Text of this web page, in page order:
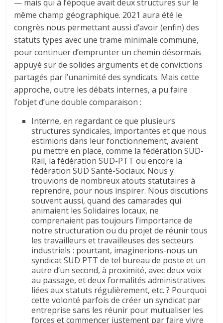
— mais qui à l’époque avait deux structures sur le
même champ géographique. 2021 aura été le
congrès nous permettant aussi d’avoir (enfin) des
statuts types avec une trame minimale commune,
pour continuer d’emprunter un chemin désormais
appuyé sur de solides arguments et de convictions
partagés par l’unanimité des syndicats. Mais cette
approche, outre les débats internes, a pu faire
l’objet d’une double comparaison :
Interne, en regardant ce que plusieurs
structures syndicales, importantes et que nous
estimions dans leur fonctionnement, avaient
pu mettre en place, comme la fédération SUD-
Rail, la fédération SUD-PTT ou encore la
fédération SUD Santé-Sociaux. Nous y
trouvions de nombreux atouts statutaires à
reprendre, pour nous inspirer. Nous discutions
souvent aussi, quand des camarades qui
animaient les Solidaires locaux, ne
comprenaient pas toujours l’importance de
notre structuration ou du projet de réunir tous
les travailleurs et travailleuses des secteurs
industriels : pourtant, imaginerions-nous un
syndicat SUD PTT de tel bureau de poste et un
autre d’un second, à proximité, avec deux voix
au passage, et deux formalités administratives
liées aux statuts régulièrement, etc. ? Pourquoi
cette volonté parfois de créer un syndicat par
entreprise sans les réunir pour mutualiser les
forces et commencer justement par faire vivre